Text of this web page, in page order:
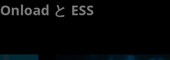
Onload と ESS